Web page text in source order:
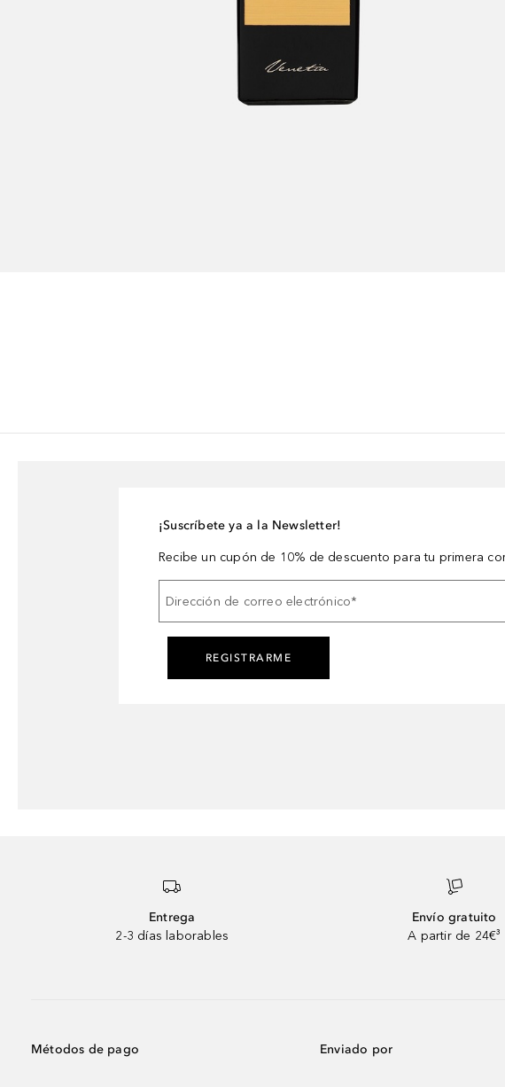
¡Suscríbete ya a la Newsletter!
Recibe un cupón de 10% de descuento para tu primera
Dirección de correo electrónico*
REGISTRARME
Entrega
2-3 días laborables
Envío gratuito
A partir de 24€³
Métodos de pago Enviado por